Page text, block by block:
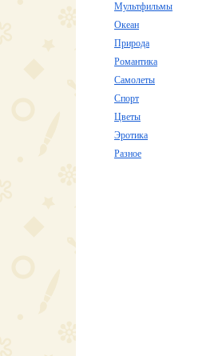
Мультфильмы
Океан
Природа
Романтика
Самолеты
Спорт
Цветы
Эротика
Разное